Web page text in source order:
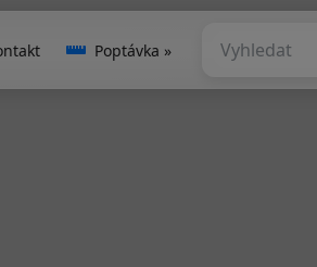
Poptávka »